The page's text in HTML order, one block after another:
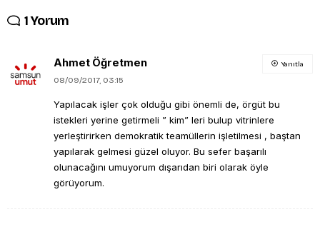
1 Yorum
Ahmet Öğretmen
08/09/2017, 03:15
Yapılacak işler çok olduğu gibi önemli de, örgüt bu
istekleri yerine getirmeli ” kim” leri bulup vitrinlere
yerleştirirken demokratik teamüllerin işletilmesi , baştan
yapılarak gelmesi güzel oluyor. Bu sefer başarılı
olunacağını umuyorum dışarıdan biri olarak öyle
görüyorum.
Yanıtla